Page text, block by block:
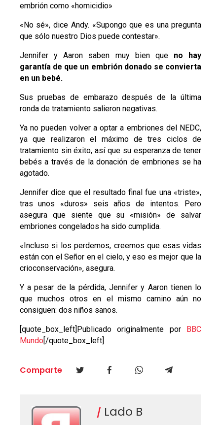
embrión como «homicidio»
«No sé», dice Andy. «Supongo que es una pregunta
que sólo nuestro Dios puede contestar».
Jennifer y Aaron saben muy bien que no hay
garantía de que un embrión donado se convierta
en un bebé.
Sus pruebas de embarazo después de la última
ronda de tratamiento salieron negativas.
Ya no pueden volver a optar a embriones del NEDC,
ya que realizaron el máximo de tres ciclos de
tratamiento sin éxito, así que su esperanza de tener
bebés a través de la donación de embriones se ha
agotado.
Jennifer dice que el resultado final fue una «triste»,
tras unos «duros» seis años de intentos. Pero
asegura que siente que su «misión» de salvar
embriones congelados ha sido cumplida.
«Incluso si los perdemos, creemos que esas vidas
están con el Señor en el cielo, y eso es mejor que la
crioconservación», asegura.
Y a pesar de la pérdida, Jennifer y Aaron tienen lo
que muchos otros en el mismo camino aún no
consiguen: dos niños sanos.
[quote_box_left]Publicado originalmente por BBC
Mundo[/quote_box_left]
Comparte
Lado B